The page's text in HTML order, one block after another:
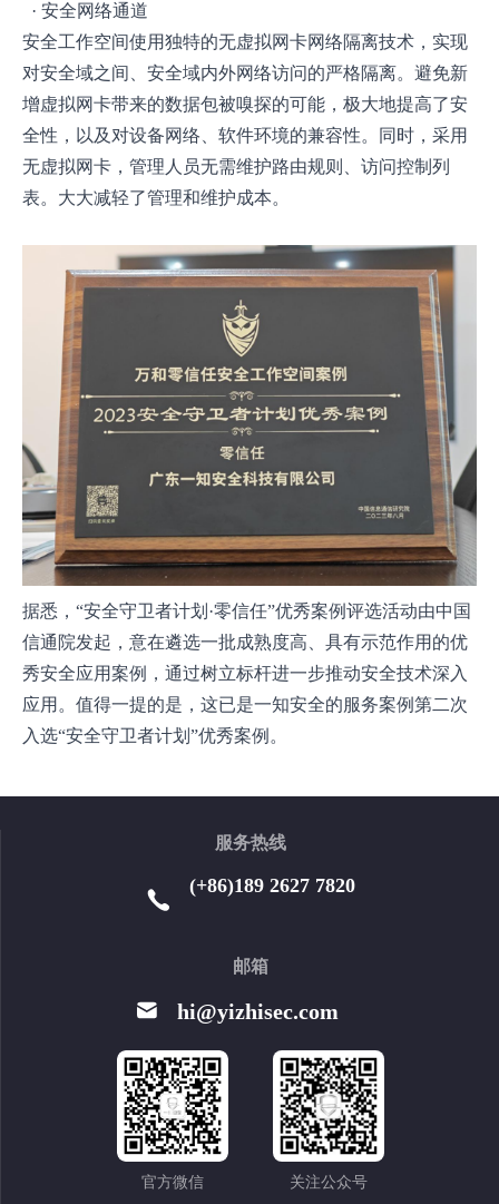
· 安全网络通道
安全工作空间使用独特的无虚拟网卡网络隔离技术，实现
对安全域之间、安全域内外网络访问的严格隔离。避免新
增虚拟网卡带来的数据包被嗅探的可能，极大地提高了安
全性，以及对设备网络、软件环境的兼容性。同时，采用
无虚拟网卡，管理人员无需维护路由规则、访问控制列
表。大大减轻了管理和维护成本。
据悉，“安全守卫者计划·零信任”优秀案例评选活动由中国
信通院发起，意在遴选一批成熟度高、具有示范作用的优
秀安全应用案例，通过树立标杆进一步推动安全技术深入
应用。值得一提的是，这已是一知安全的服务案例第二次
入选“安全守卫者计划”优秀案例。
服务热线
(+86)189 2627 7820
邮箱
hi@yizhisec.com
官方微信 关注公众号